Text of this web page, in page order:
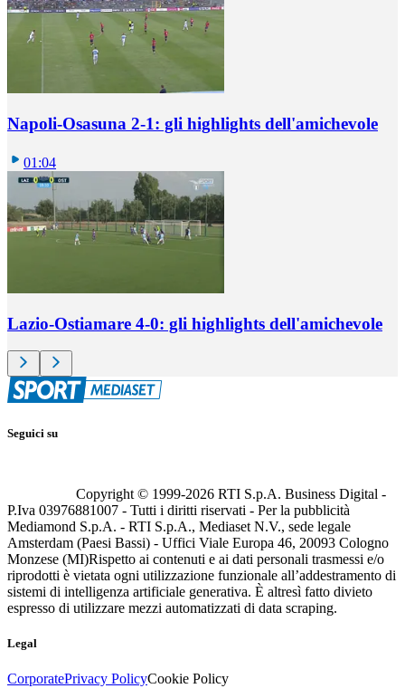
Napoli-Osasuna 2-1: gli highlights dell'amichevole
01:04
Lazio-Ostiamare 4-0: gli highlights dell'amichevole
Seguici su
Copyright © 1999-2026 RTI S.p.A. Business Digital -
P.Iva 03976881007 - Tutti i diritti riservati - Per la pubblicità
Mediamond S.p.A. - RTI S.p.A., Mediaset N.V., sede legale
Amsterdam (Paesi Bassi) - Uffici Viale Europa 46, 20093 Cologno
Monzese (MI)Rispetto ai contenuti e ai dati personali trasmessi e/o
riprodotti è vietata ogni utilizzazione funzionale all’addestramento di
sistemi di intelligenza artificiale generativa. È altresì fatto divieto
espresso di utilizzare mezzi automatizzati di data scraping.
Legal
CorporatePrivacy PolicyCookie Policy